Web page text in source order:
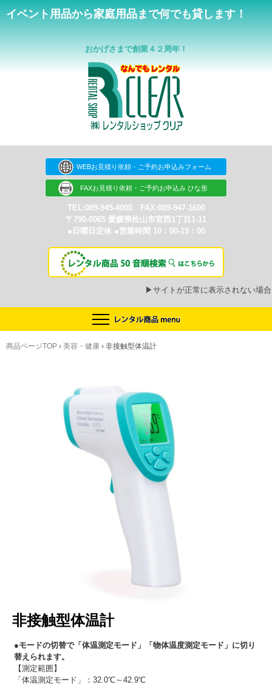
イベント用品から家庭用品まで何でも貸します！
おかげさまで創業４２周年！
WEBお見積り依頼・ご予約お申込みフォーム
FAXお見積り依頼・ご予約お申込み ひな形
TEL:089-945-4000 FAX:089-947-1600
〒790-0065 愛媛県松山市宮西1丁目1-11
●日曜日定休 ●営業時間 10：00-19：00
▶サイトが正常に表示されない場合
商品ページTOP › 美容・健康 › 非接触型体温計
非接触型体温計
●モードの切替で「体温測定モード」「物体温度測定モード」に切り
替えられます。
【測定範囲】
「体温測定モード」：32.0℃～42.9℃